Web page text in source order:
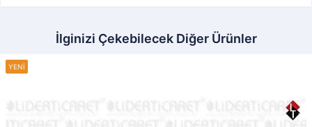
İlginizi Çekebilecek Diğer Ürünler